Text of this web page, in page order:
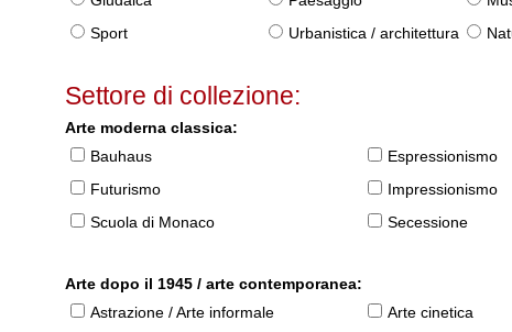
Sport
Urbanistica / architettura
Settore di collezione:
Arte moderna classica:
Bauhaus
Espressionismo
Futurismo
Impressionismo
Scuola di Monaco
Secessione
Arte dopo il 1945 / arte contemporanea:
Astrazione / Arte informale
Arte cinetica